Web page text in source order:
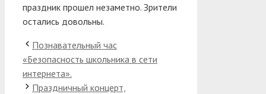
праздник прошел незаметно. Зрители
остались довольны.
Познавательный час
«Безопасность школьника в сети
интернета».
Праздничный концерт,